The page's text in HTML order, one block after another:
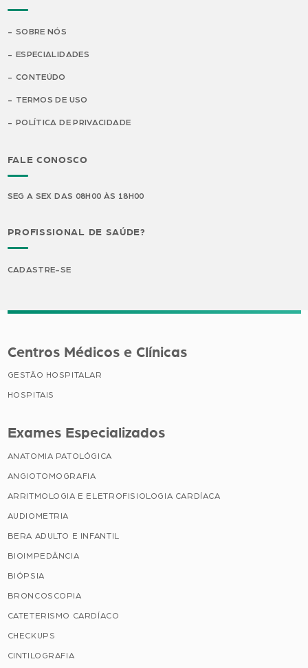
SOBRE NÓS
ESPECIALIDADES
CONTEÚDO
TERMOS DE USO
POLÍTICA DE PRIVACIDADE
FALE CONOSCO
SEG A SEX DAS 08H00 ÀS 18H00
PROFISSIONAL DE SAÚDE?
CADASTRE-SE
Centros Médicos e Clínicas
GESTÃO HOSPITALAR
HOSPITAIS
Exames Especializados
ANATOMIA PATOLÓGICA
ANGIOTOMOGRAFIA
ARRITMOLOGIA E ELETROFISIOLOGIA CARDÍACA
AUDIOMETRIA
BERA ADULTO E INFANTIL
BIOIMPEDÂNCIA
BIÓPSIA
BRONCOSCOPIA
CATETERISMO CARDÍACO
CHECKUPS
CINTILOGRAFIA